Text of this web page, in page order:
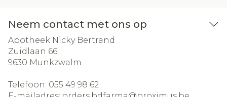
Neem contact met ons op
Apotheek Nicky Bertrand
Zuidlaan 66
9630 Munkzwalm
Telefoon: 055 49 98 62